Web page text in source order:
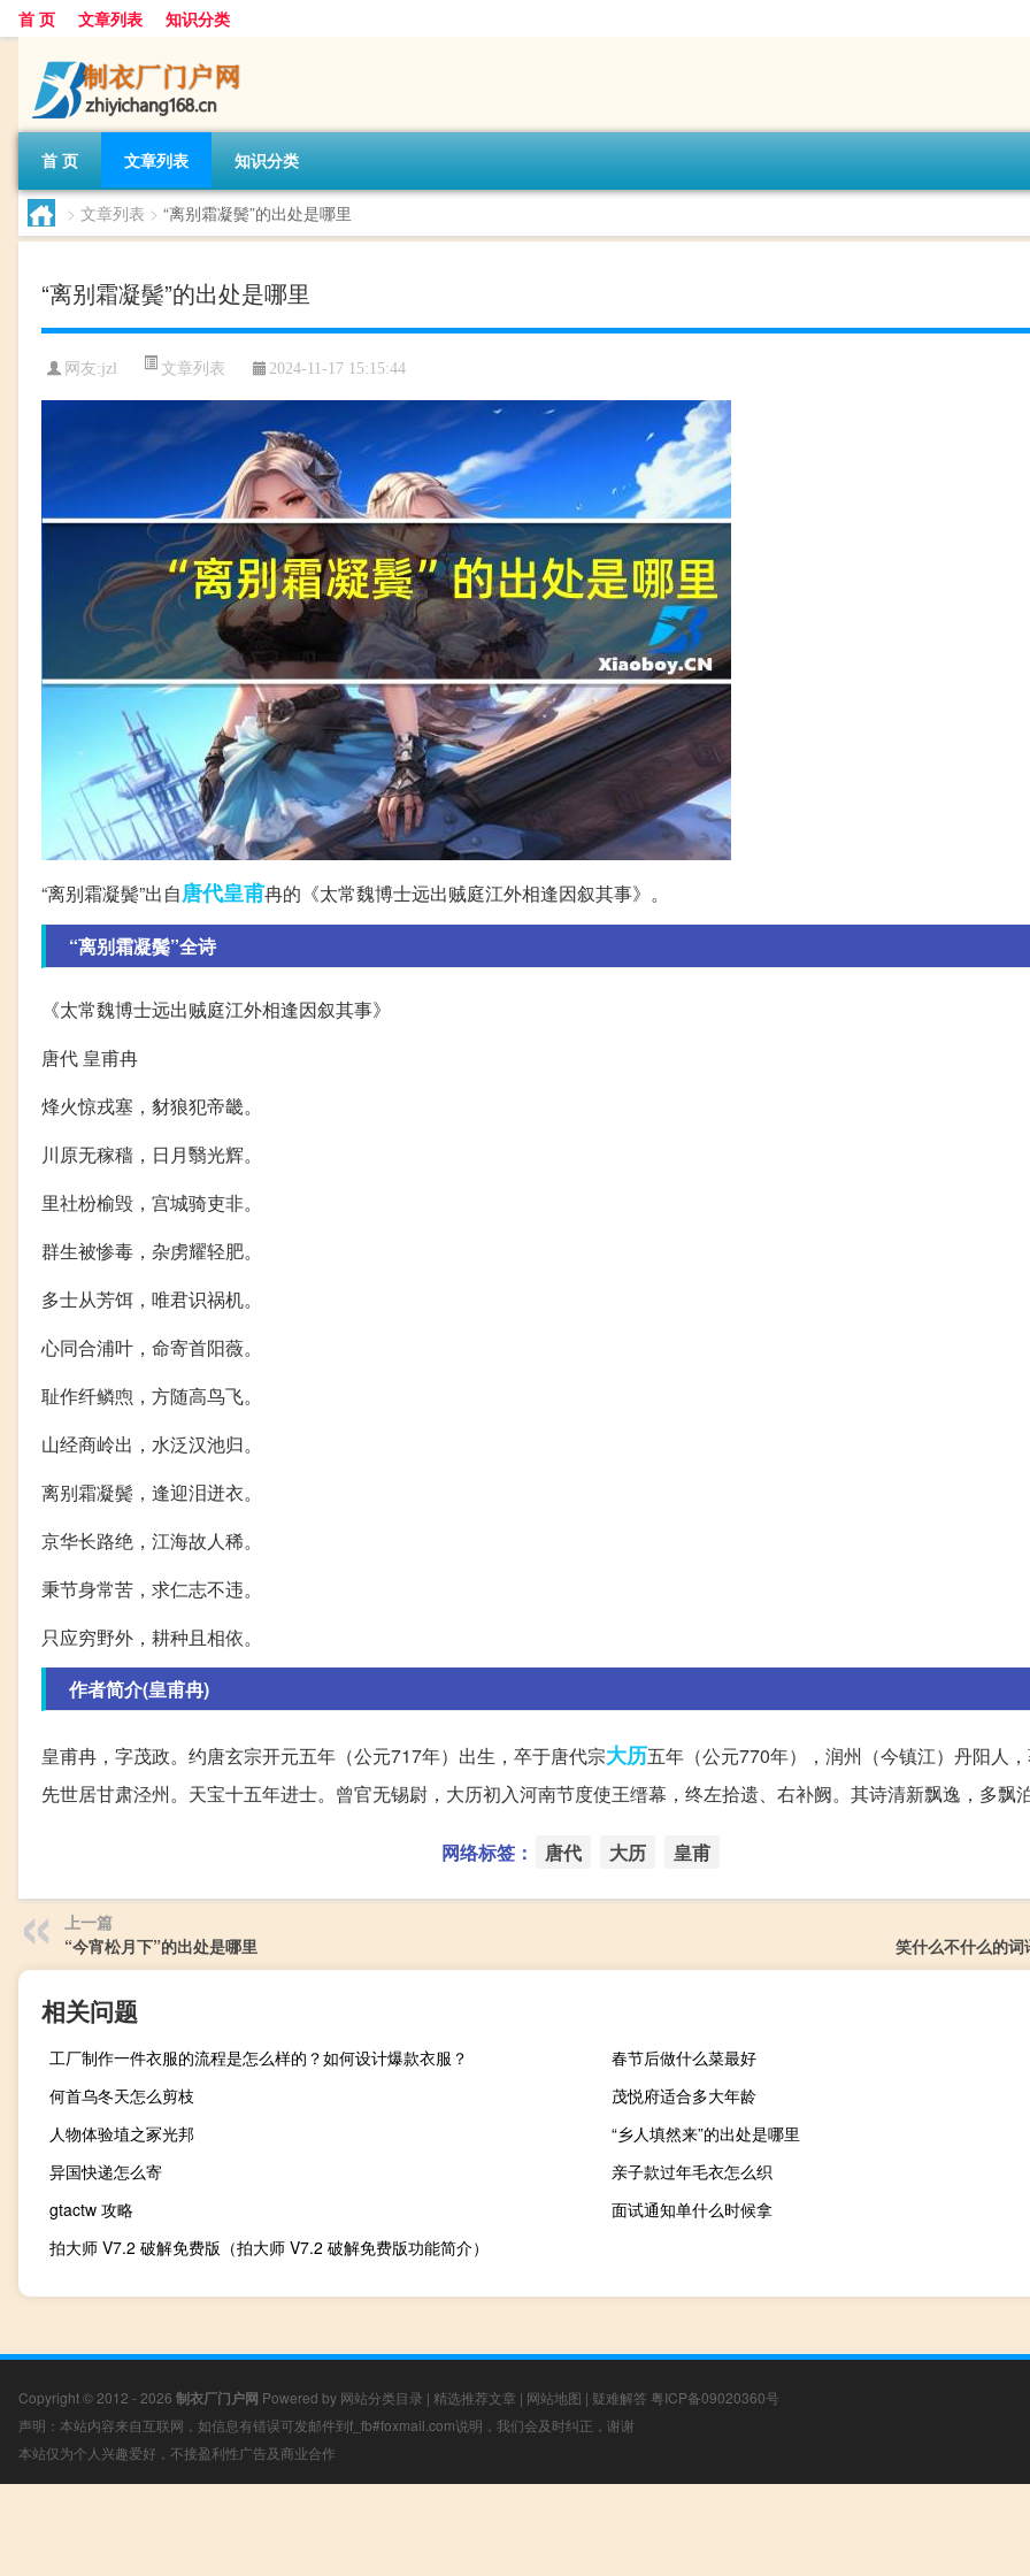
首 页 文章列表 知识分类
首 页 文章列表 知识分类
> 文章列表 > “离别霜凝鬓”的出处是哪里
“离别霜凝鬓”的出处是哪里
网友:jzl 文章列表 2024-11-17 15:15:44
“离别霜凝鬓”出自唐代皇甫冉的《太常魏博士远出贼庭江外相逢因叙其事》。
“离别霜凝鬓”全诗
《太常魏博士远出贼庭江外相逢因叙其事》
唐代 皇甫冉
烽火惊戎塞，豺狼犯帝畿。
川原无稼穑，日月翳光辉。
里社枌榆毁，宫城骑吏非。
群生被惨毒，杂虏耀轻肥。
多士从芳饵，唯君识祸机。
心同合浦叶，命寄首阳薇。
耻作纤鳞喣，方随高鸟飞。
山经商岭出，水泛汉池归。
离别霜凝鬓，逢迎泪迸衣。
京华长路绝，江海故人稀。
秉节身常苦，求仁志不违。
只应穷野外，耕种且相依。
作者简介(皇甫冉)
皇甫冉，字茂政。约唐玄宗开元五年（公元717年）出生，卒于唐代宗大历五年（公元770年），润州（今镇江）丹阳人
先世居甘肃泾州。天宝十五年进士。曾官无锡尉，大历初入河南节度使王缙幕，终左拾遗、右补阙。其诗清新飘逸，多飘
网络标签： 唐代 大历 皇甫
上一篇
“今宵松月下”的出处是哪里
笑什么不什么的
相关问题
工厂制作一件衣服的流程是怎么样的？如何设计爆款衣服？
春节后做什么菜最好
何首乌冬天怎么剪枝
茂悦府适合多大年龄
人物体验埴之冢光邦
“乡人填然来”的出处是哪里
异国快递怎么寄
亲子款过年毛衣怎么织
gtactw 攻略
面试通知单什么时候拿
拍大师 V7.2 破解免费版（拍大师 V7.2 破解免费版功能简介）
Copyright © 2012 - 2026 制衣厂门户网 Powered by 网站分类目录 | 精选推荐文章 | 网站地图 | 疑难解答 粤ICP备09020360号
声明：本站内容来自互联网，如信息有错误可发邮件到f_fb#foxmail.com说明，我们会及时纠正，谢谢
本站仅为个人兴趣爱好，不接盈利性广告及商业合作